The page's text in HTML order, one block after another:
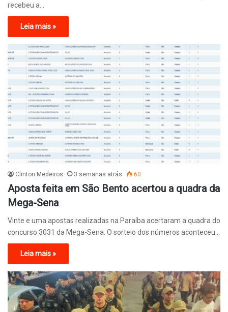
recebeu a…
Leia mais »
Clinton Medeiros 3 semanas atrás 60
Aposta feita em São Bento acertou a quadra da
Mega-Sena
Vinte e uma apostas realizadas na Paraíba acertaram a quadra do
concurso 3031 da Mega-Sena. O sorteio dos números aconteceu…
Leia mais »